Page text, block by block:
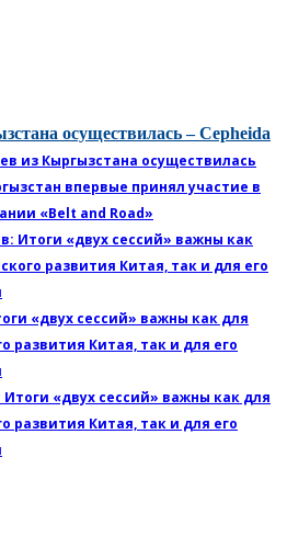
осуществилась – Cepheida
из Кыргызстана осуществилась
впервые принял участие в
«Belt and Road»
Итоги «двух сессий» важны как
развития Китая, так и для его
«двух сессий» важны как для
развития Китая, так и для его
«двух сессий» важны как для
развития Китая, так и для его